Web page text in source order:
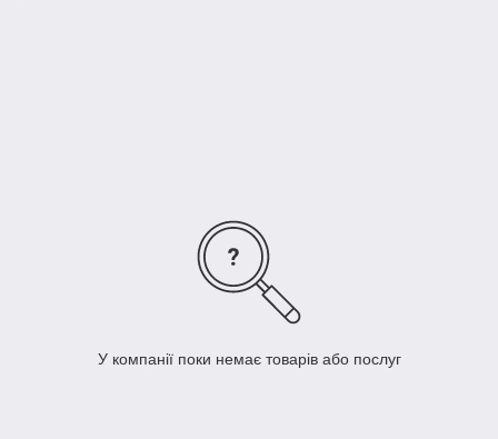
У компанії поки немає товарів або послуг